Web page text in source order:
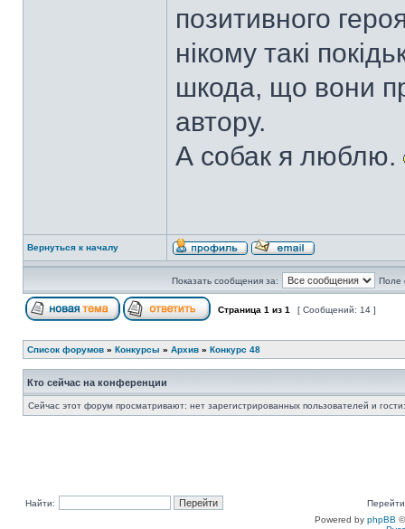
позитивного
нікому такі
шкода, що вони
автору.
А собак я люблю.
Вернуться к началу
Показать сообщения за: Поле
Страница 1 из 1 [ Сообщений: 14 ]
Список форумов » Конкурсы » Архив » Конкурс 48
Кто сейчас на конференции
Сейчас этот форум просматривают: нет зарегистрированных пользователей и
Найти:
Powered by phpBB